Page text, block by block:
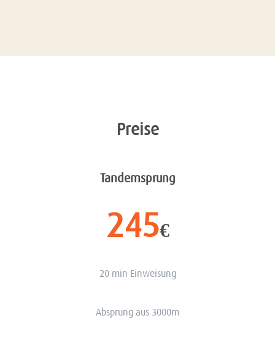
Preise
Tandemsprung
245€
20 min Einweisung
Absprung aus 3000m